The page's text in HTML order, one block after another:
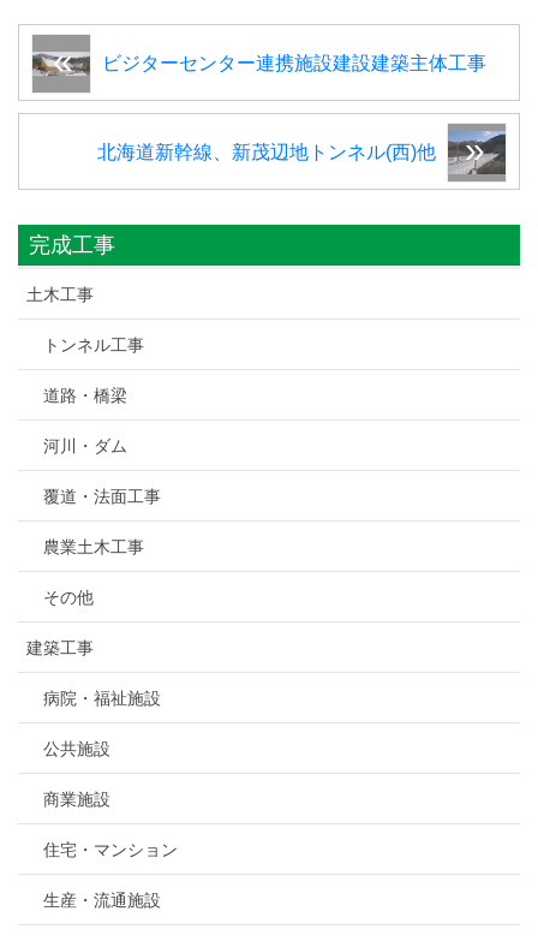
ビジターセンター連携施設建設建築主体工事
北海道新幹線、新茂辺地トンネル(西)他
完成工事
土木工事
トンネル工事
道路・橋梁
河川・ダム
覆道・法面工事
農業土木工事
その他
建築工事
病院・福祉施設
公共施設
商業施設
住宅・マンション
生産・流通施設